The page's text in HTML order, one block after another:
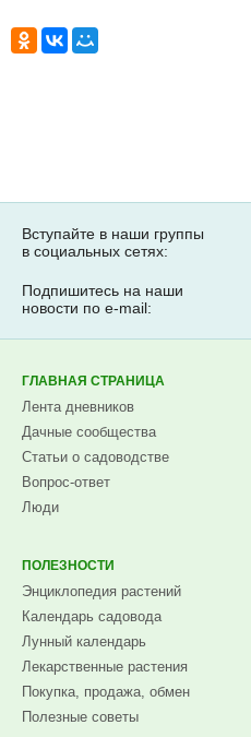
Вступайте в наши группы
в социальных сетях:
Подпишитесь на наши
новости по e-mail:
ГЛАВНАЯ СТРАНИЦА
Лента дневников
Дачные сообщества
Статьи о садоводстве
Вопрос-ответ
Люди
ПОЛЕЗНОСТИ
Энциклопедия растений
Календарь садовода
Лунный календарь
Лекарственные растения
Покупка, продажа, обмен
Полезные советы